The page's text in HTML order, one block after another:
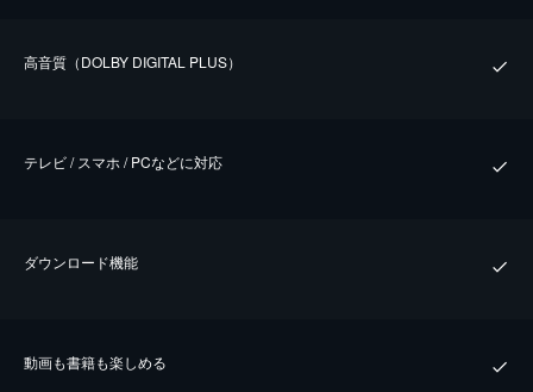
⾼⾳質（DOLBY DIGITAL PLUS）
テレビ / スマホ / PCなどに対応
ダウンロード機能
動画も書籍も楽しめる